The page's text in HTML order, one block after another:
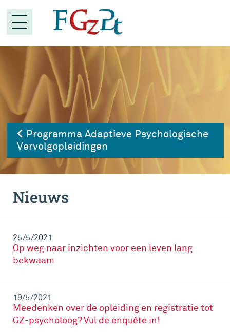
Programma Adaptieve Psychologische
Vervolgopleidingen
Nieuws
25/5/2021
Op weg naar inzichten voor een leven lang
bekwaam
19/5/2021
Meedenken over de opleiding en registratie tot
GZ-psycholoog? Vul de enquête in!